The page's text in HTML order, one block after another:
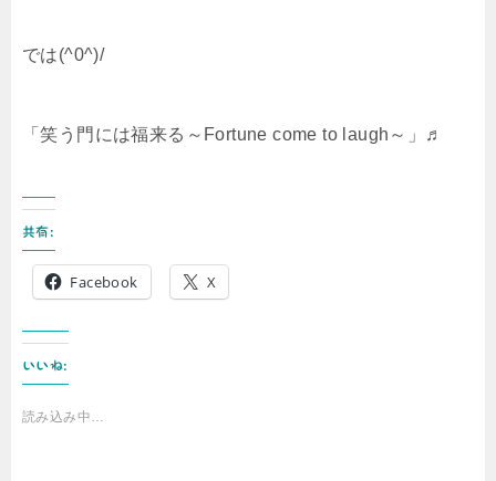
では(^0^)/
「笑う門には福来る～Fortune come to laugh～」♬
共有:
Facebook X
いいね:
読み込み中…